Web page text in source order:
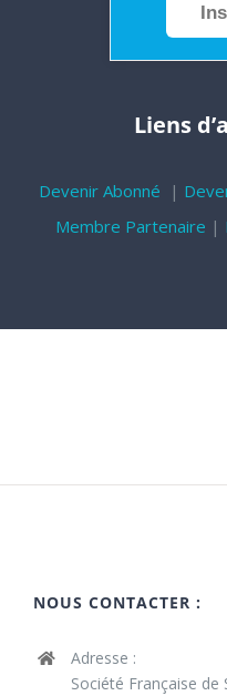
Liens
Devenir Abonné |
Membre Partenaire |
NOUS CONTACTER :
Adresse :
Société Française de